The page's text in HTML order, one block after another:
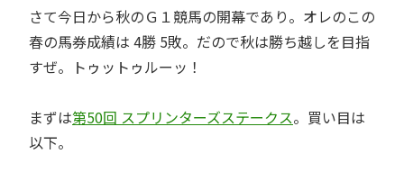
さて今日から秋のＧ１競馬の開幕であり。オレのこの
春の馬券成績は 4勝 5敗。だので秋は勝ち越しを目指
すぜ。トゥットゥルーッ！
まずは第50回 スプリンターズステークス。買い目は
以下。